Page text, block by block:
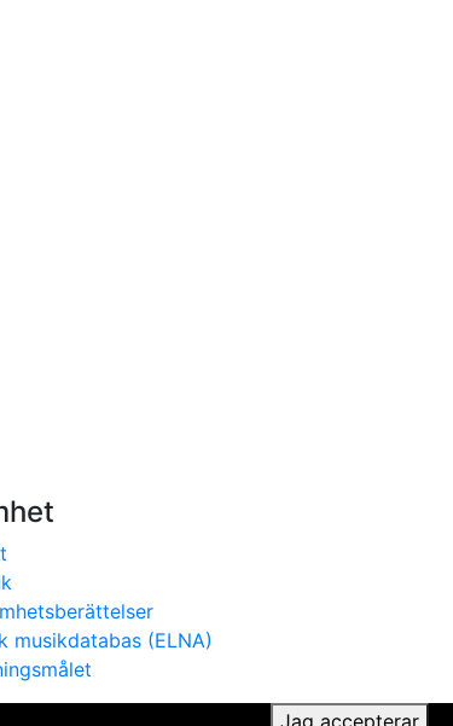
musikdatabas (ELNA)
Jag accepterar